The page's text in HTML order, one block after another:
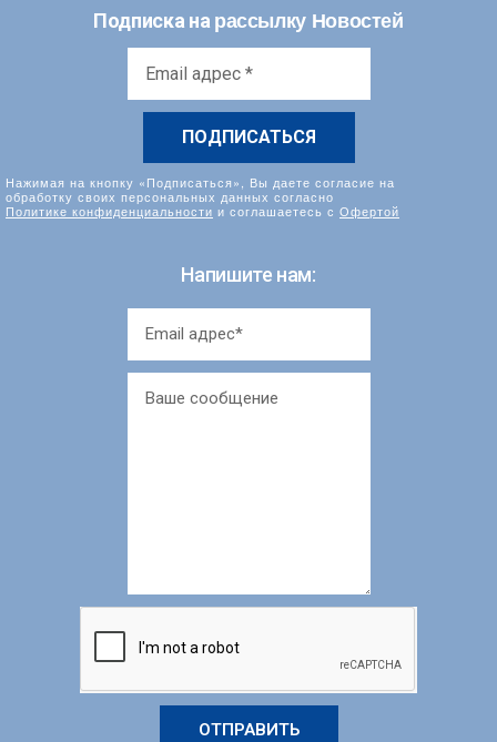
Подписка на рассылку Новостей
Нажимая на кнопку «Подписаться», Вы даете согласие на
обработку своих персональных данных согласно
Политике конфиденциальности и соглашаетесь с Офертой
Напишите нам:
ОТПРАВИТЬ